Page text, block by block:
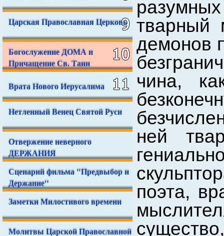
Царская Православная Церковь
Богослужение ДОМА и
Причащение Св. Таин
Врата Нового Иерусалима
Нетленный Венец Святой Руси
Отвержение неверного
ДЕРЖАНИЯ
Сценарий фильма "Предвыбор и
Держание"
Заметки Милостивого времени
Молитвы Царской Православной
тварный
демонов
чина,
ней
поэта,